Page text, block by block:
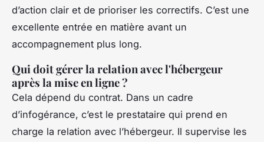
d’action clair et de prioriser les correctifs. C’est une
excellente entrée en matière avant un
accompagnement plus long.
Qui doit gérer la relation avec l'hébergeur
après la mise en ligne ?
Cela dépend du contrat. Dans un cadre
d’infogérance, c’est le prestataire qui prend en
charge la relation avec l’hébergeur. Il supervise les